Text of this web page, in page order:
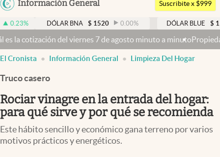
México
Colombia
Información General
Members
Economía y Política
Finanzas y Mercados
Mercados Online
Negocios
Columnistas
Otras secciones
Apertura
Suscribite x $999
DÓLAR BNA $ 1520 0.00 % DÓLAR BLUE $ 1530 -0.65
7 de agosto minuto a minutoPropiedad privada: con cruces y
El Cronista Información General Limpieza Del Hogar
Truco casero
Rociar vinagre en la entrada del hogar:
para qué sirve y por qué se recomienda
Este hábito sencillo y económico gana terreno por varios
motivos prácticos y energéticos.